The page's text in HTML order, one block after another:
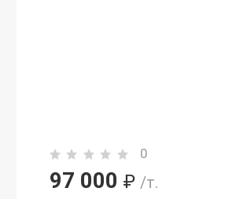
0
97 000 ₽ /т.